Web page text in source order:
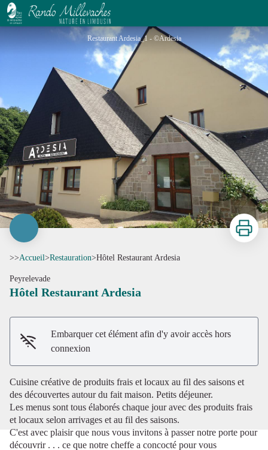
Hôtel Restaurant Ardesia
Restaurant Ardesia_1 - ©Ardesia
Voir l'image en plein écran
Imprimer
>>Accueil>Restauration>Hôtel Restaurant Ardesia
Peyrelevade
Hôtel Restaurant Ardesia
Embarquer cet élément afin d'y avoir accès hors
connexion
Cuisine créative de produits frais et locaux au fil des saisons et
des découvertes autour du fait maison. Petits déjeuner.
Les menus sont tous élaborés chaque jour avec des produits frais
et locaux selon arrivages et au fil des saisons.
C'est avec plaisir que nous vous invitons à passer notre porte pour
découvrir . . . ce que notre cheffe a concocté pour vous